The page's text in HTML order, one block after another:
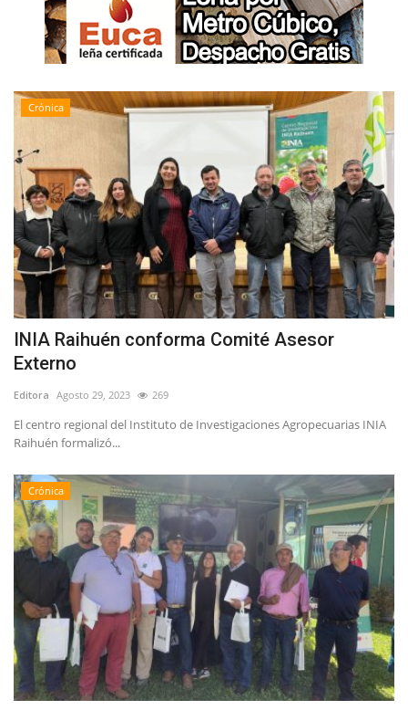
Crónica
INIA Raihuén conforma Comité Asesor
Externo
Editora Agosto 29, 2023 269
El centro regional del Instituto de Investigaciones Agropecuarias INIA
Raihuén formalizó...
Crónica